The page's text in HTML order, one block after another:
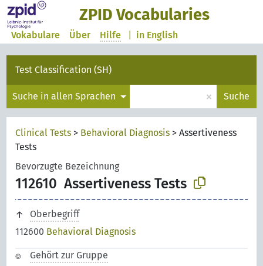
ZPID Vocabularies
in English
Vokabulare Über Hilfe
Test Classification (SH)
Suche in allen Sprachen × Suche
Clinical Tests > Behavioral Diagnosis >Assertiveness
Tests
Bevorzugte Bezeichnung
112610 Assertiveness Tests
Oberbegriff
112600 Behavioral Diagnosis
Gehört zur Gruppe